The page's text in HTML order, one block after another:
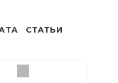
СТАТЬИ